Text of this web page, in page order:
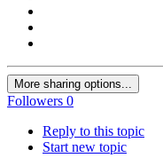
More sharing options...
Followers 0
Reply to this topic
Start new topic